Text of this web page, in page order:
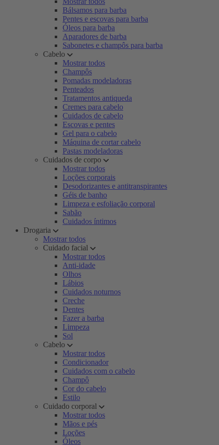
Bálsamos para barba
Pentes e escovas para barba
Óleos para barba
Aparadores de barba
Sabonetes e champôs para barba
Cabelo
Mostrar todos
Champôs
Pomadas modeladoras
Penteados
Tratamentos antiqueda
Cremes para cabelo
Cuidados de cabelo
Escovas e pentes
Gel para o cabelo
Máquina de cortar cabelo
Pastas modeladoras
Cuidados de corpo
Mostrar todos
Loções corporais
Desodorizantes e antitranspirantes
Géis de banho
Limpeza e esfoliação corporal
Sabão
Cuidados íntimos
Drogaria
Mostrar todos
Cuidado facial
Mostrar todos
Anti-idade
Olhos
Lábios
Cuidados noturnos
Creche
Dentes
Fazer a barba
Limpeza
Sol
Cabelo
Mostrar todos
Condicionador
Cuidados com o cabelo
Champô
Cor do cabelo
Estilo
Cuidado corporal
Mostrar todos
Mãos e pés
Loções
Óleos